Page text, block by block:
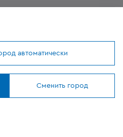
cookies
автоматически
Сменить город